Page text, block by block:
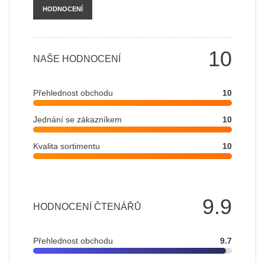
HODNOCENÍ
10
NAŠE HODNOCENÍ
Přehlednost obchodu 10
Jednání se zákazníkem 10
Kvalita sortimentu 10
9.9
HODNOCENÍ ČTENÁŘŮ
Přehlednost obchodu 9.7